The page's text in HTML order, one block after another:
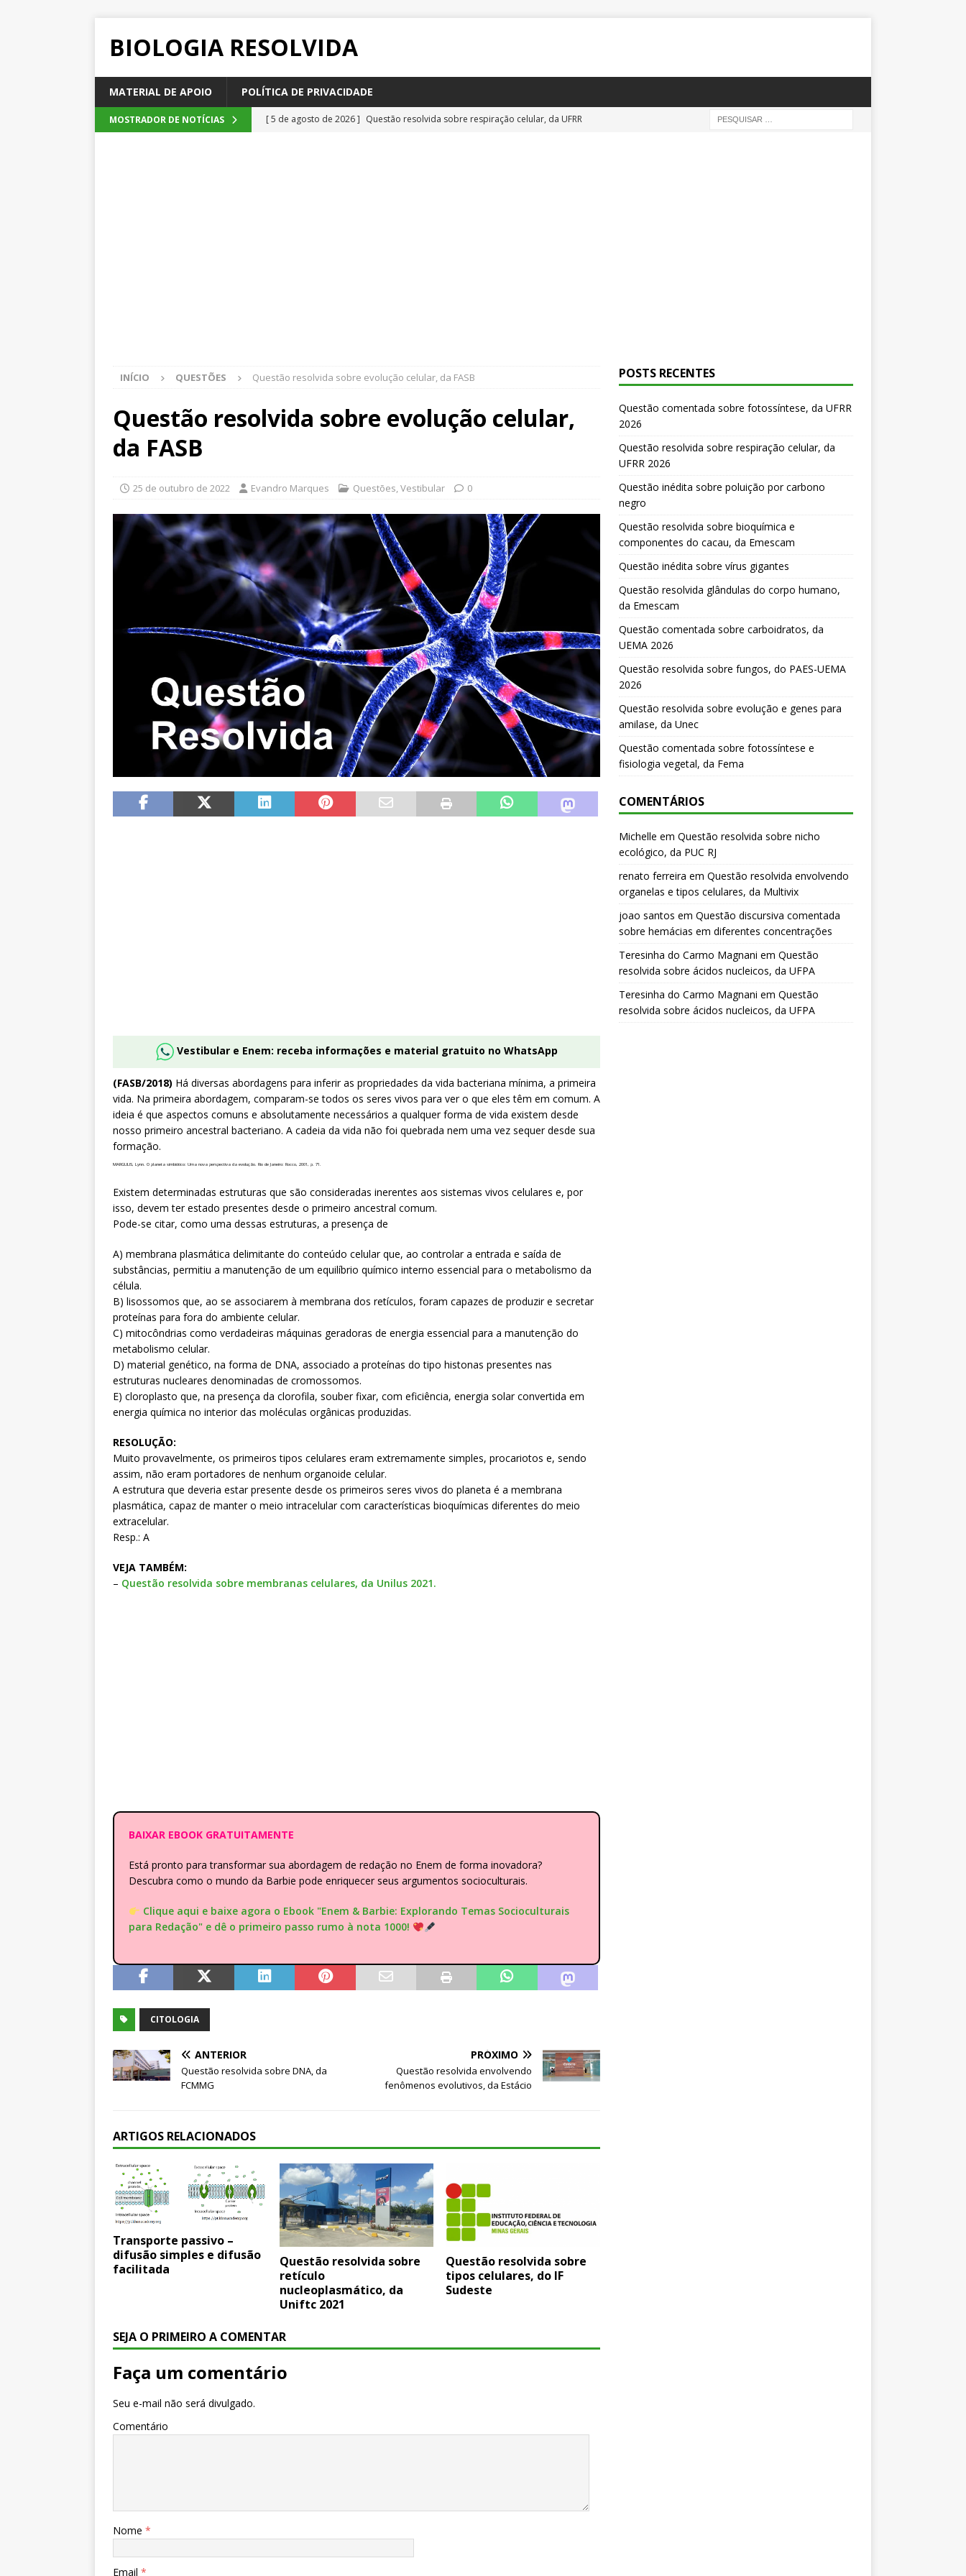
BIOLOGIA RESOLVIDA
MATERIAL DE APOIO POLÍTICA DE PRIVACIDADE
MOSTRADOR DE NOTÍCIAS [ 5 de agosto de 2026 ] Questão resolvida sobre respiração celular, da UFRR
INÍCIO QUESTÕES Questão resolvida sobre evolução celular, da FASB
Questão resolvida sobre evolução celular,
da FASB
25 de outubro de 2022 Evandro Marques Questões,Vestibular 0
Vestibular e Enem: receba informações e material gratuito no WhatsApp
(FASB/2018) Há diversas abordagens para inferir as propriedades da vida bacteriana mínima, a primeira
vida. Na primeira abordagem, comparam-se todos os seres vivos para ver o que eles têm em comum. A
ideia é que aspectos comuns e absolutamente necessários a qualquer forma de vida existem desde
nosso primeiro ancestral bacteriano. A cadeia da vida não foi quebrada nem uma vez sequer desde sua
formação.
MARGULIS, Lynn. O planeta simbiótico: Uma nova perspectiva da evolução. Rio de Janeiro: Rocco, 2001, p. 71.
Existem determinadas estruturas que são consideradas inerentes aos sistemas vivos celulares e, por
isso, devem ter estado presentes desde o primeiro ancestral comum.
Pode-se citar, como uma dessas estruturas, a presença de
A) membrana plasmática delimitante do conteúdo celular que, ao controlar a entrada e saída de
substâncias, permitiu a manutenção de um equilíbrio químico interno essencial para o metabolismo da
célula.
B) lisossomos que, ao se associarem à membrana dos retículos, foram capazes de produzir e secretar
proteínas para fora do ambiente celular.
C) mitocôndrias como verdadeiras máquinas geradoras de energia essencial para a manutenção do
metabolismo celular.
D) material genético, na forma de DNA, associado a proteínas do tipo histonas presentes nas
estruturas nucleares denominadas de cromossomos.
E) cloroplasto que, na presença da clorofila, souber fixar, com eficiência, energia solar convertida em
energia química no interior das moléculas orgânicas produzidas.
RESOLUÇÃO:
Muito provavelmente, os primeiros tipos celulares eram extremamente simples, procariotos e, sendo
assim, não eram portadores de nenhum organoide celular.
A estrutura que deveria estar presente desde os primeiros seres vivos do planeta é a membrana
plasmática, capaz de manter o meio intracelular com características bioquímicas diferentes do meio
extracelular.
Resp.: A
VEJA TAMBÉM:
– Questão resolvida sobre membranas celulares, da Unilus 2021.
BAIXAR EBOOK GRATUITAMENTE
Está pronto para transformar sua abordagem de redação no Enem de forma inovadora?
Descubra como o mundo da Barbie pode enriquecer seus argumentos socioculturais.
Clique aqui e baixe agora o Ebook "Enem & Barbie: Explorando Temas Socioculturais
para Redação" e dê o primeiro passo rumo à nota 1000!
CITOLOGIA
ANTERIOR
Questão resolvida sobre DNA, da
FCMMG
PRÓXIMO
Questão resolvida envolvendo
fenômenos evolutivos, da Estácio
ARTIGOS RELACIONADOS
Transporte passivo –
difusão simples e difusão
facilitada
Questão resolvida sobre
retículo
nucleoplasmático, da
Uniftc 2021
Questão resolvida sobre
tipos celulares, do IF
Sudeste
SEJA O PRIMEIRO A COMENTAR
Faça um comentário
Seu e-mail não será divulgado.
Comentário
Nome *
Email *
POSTS RECENTES
Questão comentada sobre fotossíntese, da UFRR
2026
Questão resolvida sobre respiração celular, da
UFRR 2026
Questão inédita sobre poluição por carbono
negro
Questão resolvida sobre bioquímica e
componentes do cacau, da Emescam
Questão inédita sobre vírus gigantes
Questão resolvida glândulas do corpo humano,
da Emescam
Questão comentada sobre carboidratos, da
UEMA 2026
Questão resolvida sobre fungos, do PAES-UEMA
2026
Questão resolvida sobre evolução e genes para
amilase, da Unec
Questão comentada sobre fotossíntese e
fisiologia vegetal, da Fema
COMENTÁRIOS
Michelle em Questão resolvida sobre nicho
ecológico, da PUC RJ
renato ferreira em Questão resolvida envolvendo
organelas e tipos celulares, da Multivix
joao santos em Questão discursiva comentada
sobre hemácias em diferentes concentrações
Teresinha do Carmo Magnani em Questão
resolvida sobre ácidos nucleicos, da UFPA
Teresinha do Carmo Magnani em Questão
resolvida sobre ácidos nucleicos, da UFPA